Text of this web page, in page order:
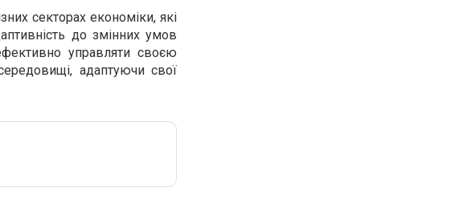
секторах економіки, які
до змінних умов
управляти своєю
адаптуючи свої